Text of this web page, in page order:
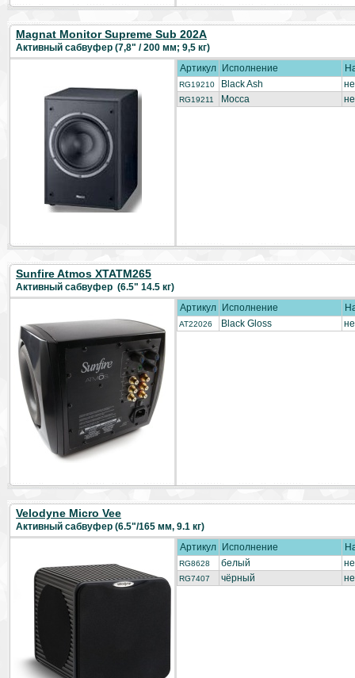
Magnat Monitor Supreme Sub 202A
Активный сабвуфер (7,8" / 200 мм; 9,5 кг)
Артикул
Исполнение
RG19210 Black Ash
RG19211 Mocca
Sunfire Atmos XTATM265
Активный сабвуфер (6.5" 14.5 кг)
Артикул
Исполнение
AT22026 Black Gloss
Velodyne Micro Vee
Активный сабвуфер (6.5"/165 мм, 9.1 кг)
Артикул
Исполнение
RG8628 белый
RG7407 чёрный